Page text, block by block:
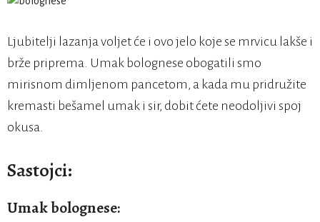
Ljubitelji lazanja voljet će i ovo jelo koje se mrvicu lakše i
brže priprema. Umak bolognese obogatili smo
mirisnom dimljenom pancetom, a kada mu pridružite
kremasti bešamel umak i sir, dobit ćete neodoljivi spoj
okusa.
Sastojci:
Umak bolognese: